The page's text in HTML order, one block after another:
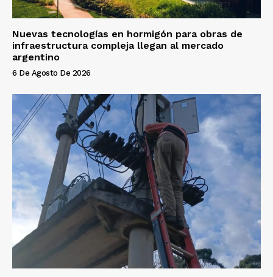
Nuevas tecnologías en hormigón para obras de
infraestructura compleja llegan al mercado
argentino
6 De Agosto De 2026